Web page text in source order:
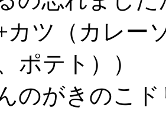
カツ（カレー
ポテト））
のがきのこ